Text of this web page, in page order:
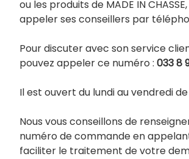
ou les produits de MADE IN
appeler ses conseillers par
Pour discuter avec son service
pouvez appeler ce numéro : 0338
Il est ouvert du lundi au vendredi de
Nous vous conseillons de
numéro de commande en
faciliter le traitement de votre